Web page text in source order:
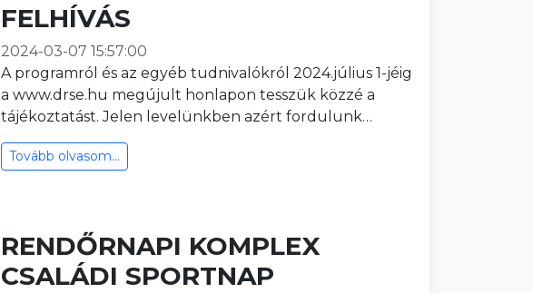
FELHÍVÁS
2024-03-07 15:57:00
A programról és az egyéb tudnivalókról 2024.július 1-jéig
a www.drse.hu megújult honlapon tesszük közzé a
tájékoztatást. Jelen levelünkben azért fordulunk…
Tovább olvasom...
RENDŐRNAPI KOMPLEX
CSALÁDI SPORTNAP